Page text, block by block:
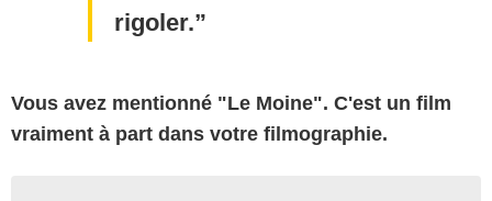
rigoler.
Vous avez mentionné "Le Moine". C'est un film
vraiment à part dans votre filmographie.